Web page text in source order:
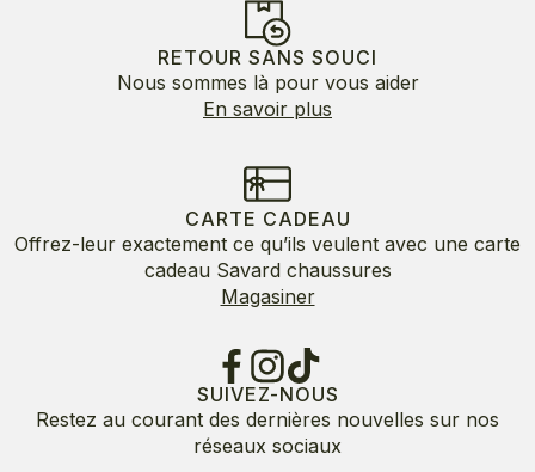
RETOUR SANS SOUCI
Nous sommes là pour vous aider
En savoir plus
CARTE CADEAU
Offrez-leur exactement ce qu’ils veulent avec une carte
cadeau Savard chaussures
Magasiner
SUIVEZ-NOUS
Restez au courant des dernières nouvelles sur nos
réseaux sociaux